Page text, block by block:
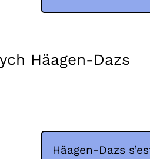
Häagen-Dazs
Häagen-Dazs